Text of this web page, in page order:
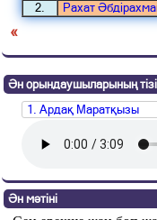
2.
Рахат
«
Ән орындаушыларының
1. Ардақ Маратқызы
Ән мәтіні